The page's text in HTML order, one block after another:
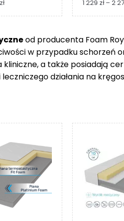
złZakres
219 zł
do
5
279 zł
1 229 zł – 2
od producenta Foam
w przypadku
kliniczne, a także posiadają
działania na